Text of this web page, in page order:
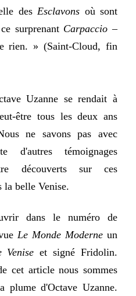
des Esclavons où sont
surprenant Carpaccio –
rien. » (Saint-Cloud, fin
Uzanne se rendait à
être tous les deux ans
ne savons pas avec
d'autres témoignages
découverts sur ces
la belle Venise.
dans le numéro de
Le Monde Moderneun
Venise et signé Fridolin.
cet article nous sommes
plume d'Octave Uzanne.